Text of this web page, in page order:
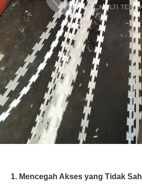
1. Mencegah Akses yang Tidak Sah